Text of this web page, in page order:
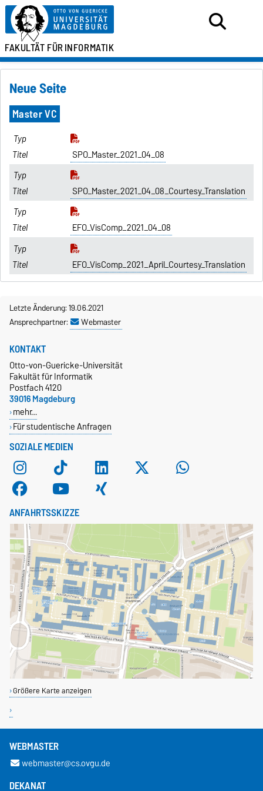
FAKULTÄT FÜRINFORMATIK
Neue Seite
Master VC
SPO_Master_2021_04_08
SPO_Master_2021_04_08_Courtesy_Translation
EFO_VisComp_2021_04_08
EFO_VisComp_2021_April_Courtesy_Translation
Letzte Änderung: 19.06.2021
Ansprechpartner:
Webmaster
SOZIALE MEDIEN
KONTAKT
Otto-von-Guericke-Universität
Fakultät für Informatik
Postfach 4120
39016 Magdeburg
mehr…
Für studentische Anfragen
ANFAHRTSSKIZZE
Größere Karte anzeigen
WEBMASTER
webmaster@cs.ovgu.de
DEKANAT